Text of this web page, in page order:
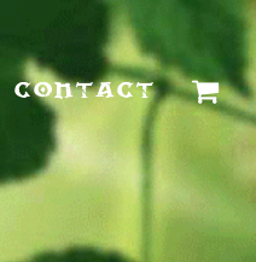
CONTACT